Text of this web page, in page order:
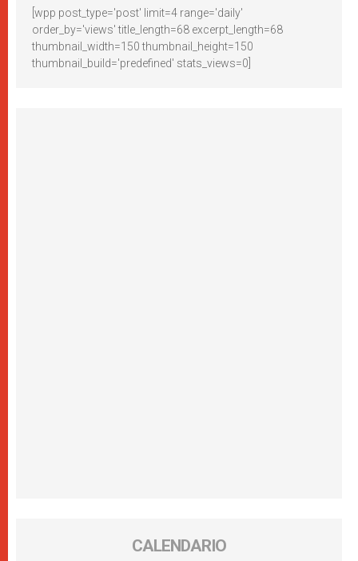
[wpp post_type='post' limit=4 range='daily'
order_by='views' title_length=68 excerpt_length=68
thumbnail_width=150 thumbnail_height=150
thumbnail_build='predefined' stats_views=0]
CALENDARIO